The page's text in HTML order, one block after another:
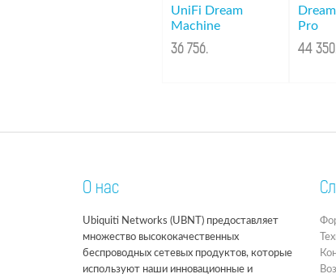
UniFi Dream
Machine
36 756.
Pro
44 350
О нас
Ubiquiti Networks (UBNT) предоставляет
множество высококачественных
беспроводных сетевых продуктов, которые
используют наши инновационные и